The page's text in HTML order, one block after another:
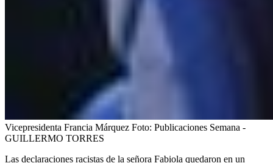
Vicepresidenta Francia Márquez Foto: Publicaciones Semana -
GUILLERMO TORRES
Las declaraciones racistas de la señora Fabiola quedaron en un